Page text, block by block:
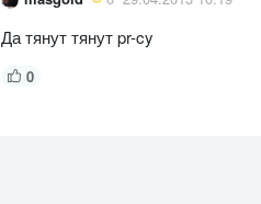
Да тянут тянут pr-cy
0